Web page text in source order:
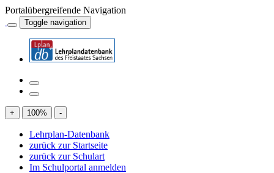
Portalübergreifende Navigation
Toggle navigation
+ 100% -
Lehrplan-Datenbank
zurück zur Startseite
zurück zur Schulart
Im Schulportal anmelden